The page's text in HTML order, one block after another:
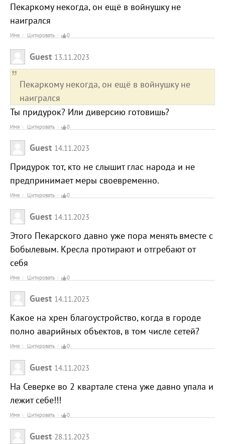
Пекаркому некогда, он ещё в войнушку не
наигрался
Имя Цитировать 0
Guest 13.11.2023
Пекаркому некогда, он ещё в войнушку не
наигрался
Ты придурок? Или диверсию готовишь?
Имя Цитировать 0
Guest 14.11.2023
Придурок тот, кто не слышит глас народа и не
предпринимает меры своевременно.
Имя Цитировать 0
Guest 14.11.2023
Этого Пекарского давно уже пора менять вместе с
Бобылевым. Кресла протирают и отгребают от
себя
Имя Цитировать 0
Guest 14.11.2023
Какое на хрен благоустройство, когда в городе
полно аварийных объектов, в том числе сетей?
Имя Цитировать 0
Guest 14.11.2023
На Северке во 2 квартале стена уже давно упала и
лежит себе!!!
Имя Цитировать 0
Guest 28.11.2023